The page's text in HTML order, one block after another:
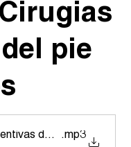
pie
del pie en
.mp3